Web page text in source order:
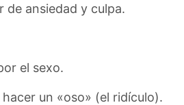
de ansiedad y culpa.
el sexo.
un «oso» (el ridículo).